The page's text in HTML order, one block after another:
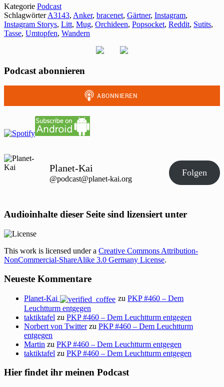
Kategorie Podcast
SchlagwörterA3143, Anker, bracenet, Gärtner, Instagram,
Instagram Storys, Litt, Mug, Orchideen, Popsocket, Reddit, Sutits,
Tasse, Umtopfen, Wandern
Podcast abonnieren
Planet-Kai
@podcast@planet-kai.org
Folgen
Audioinhalte dieser Seite sind lizensiert unter
This work is licensed under a Creative Commons Attribution-
NonCommercial-ShareAlike 3.0 Germany License.
Neueste Kommentare
Planet-Kai zuPKP #460 – Dem
Leuchtturm entgegen
taktiktafel zu PKP #460 – Dem Leuchtturm entgegen
Norbert von Twitterzu PKP #460 – Dem Leuchtturm
entgegen
Martin zu PKP #460 – Dem Leuchtturm entgegen
taktiktafel zu PKP #460 – Dem Leuchtturm entgegen
Hier findet ihr meinen Podcast